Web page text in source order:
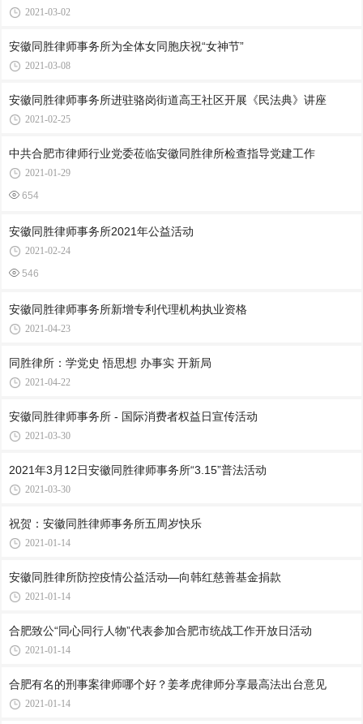
2021-03-02
安徽同胜律师事务所为全体女同胞庆祝“女神节”
2021-03-08
安徽同胜律师事务所进驻骆岗街道高王社区开展《民法典》讲座
2021-02-25
中共合肥市律师行业党委莅临安徽同胜律所检查指导党建工作
2021-01-29
654
安徽同胜律师事务所2021年公益活动
2021-02-24
546
安徽同胜律师事务所新增专利代理机构执业资格
2021-04-23
同胜律所：学党史 悟思想 办事实 开新局
2021-04-22
安徽同胜律师事务所 - 国际消费者权益日宣传活动
2021-03-30
2021年3月12日安徽同胜律师事务所“3.15”普法活动
2021-03-30
祝贺：安徽同胜律师事务所五周岁快乐
2021-01-14
安徽同胜律所防控疫情公益活动—向韩红慈善基金捐款
2021-01-14
合肥致公“同心同行人物”代表参加合肥市统战工作开放日活动
2021-01-14
合肥有名的刑事案律师哪个好？姜孝虎律师分享最高法出台意见
2021-01-14